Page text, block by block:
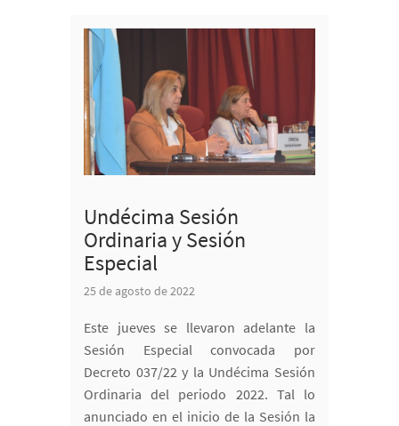
Undécima Sesión
Ordinaria y Sesión
Especial
25 de agosto de 2022
Este jueves se llevaron adelante la
Sesión Especial convocada por
Decreto 037/22 y la Undécima Sesión
Ordinaria del periodo 2022. Tal lo
anunciado en el inicio de la Sesión la